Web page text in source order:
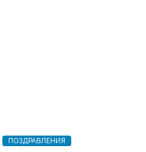
ПОЗДРАВЛЕНИЯ